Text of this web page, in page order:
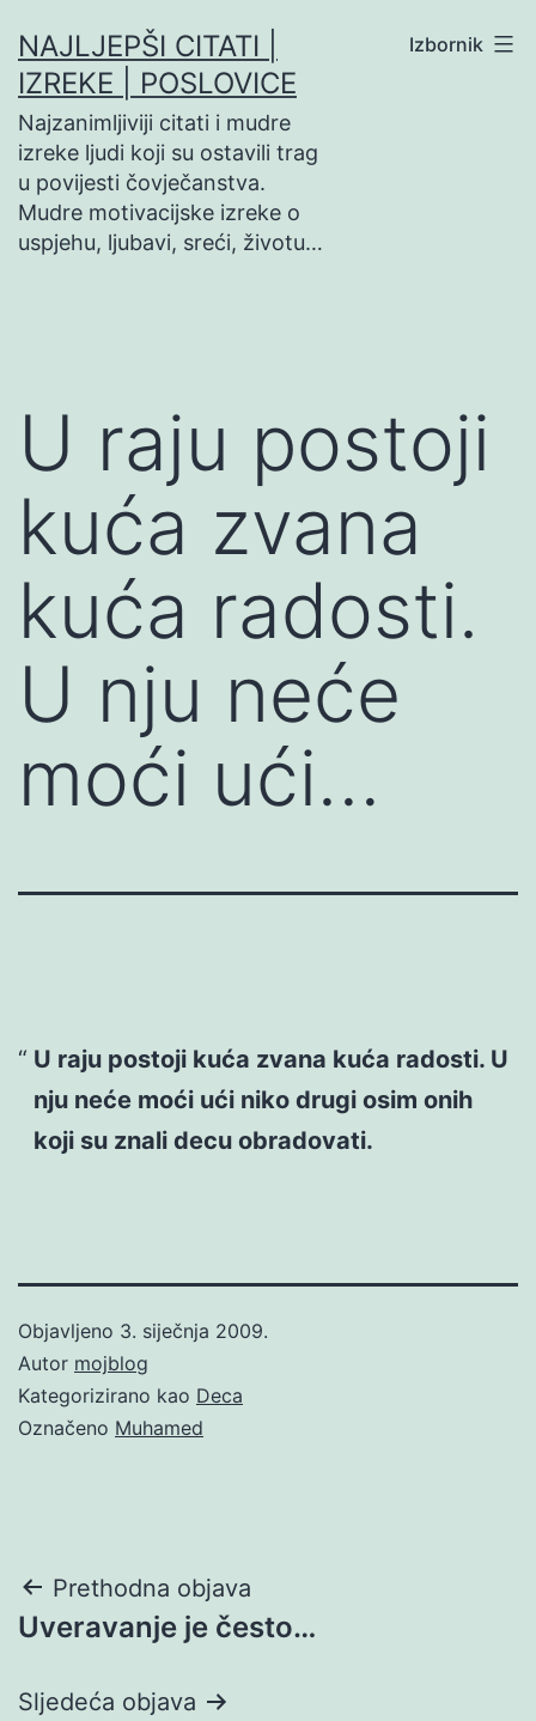
na
sadržaj
NAJLJEPŠI CITATI |
IZREKE | POSLOVICE
Najzanimljiviji citati i mudre
izreke ljudi koji su ostavili trag
u povijesti čovječanstva.
Mudre motivacijske izreke o
uspjehu, ljubavi, sreći, životu…
Izbornik
U raju postoji
kuća zvana
kuća radosti.
U nju neće
moći ući…
U raju postoji kuća zvana kuća radosti. U
nju neće moći ući niko drugi osim onih
koji su znali decu obradovati.
Objavljeno 3. siječnja 2009.
Autor mojblog
Kategorizirano kao Deca
Označeno Muhamed
Navigacija
objava
Prethodna objava
Uveravanje je često…
Sljedeća objava